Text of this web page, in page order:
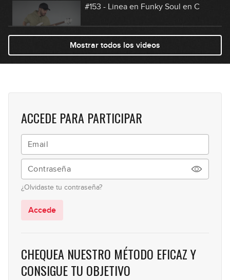
08:40
#153 - Linea en Funky Soul en C
#154 - Arpegios en Dm
08:47
12:39
12:39
Mostrar todos los videos
ACCEDE PARA PARTICIPAR
¿Olvidaste tu contraseña?
Accede
CHEQUEA NUESTRO MÉTODO EFICAZ Y
CONSIGUE TU OBJETIVO